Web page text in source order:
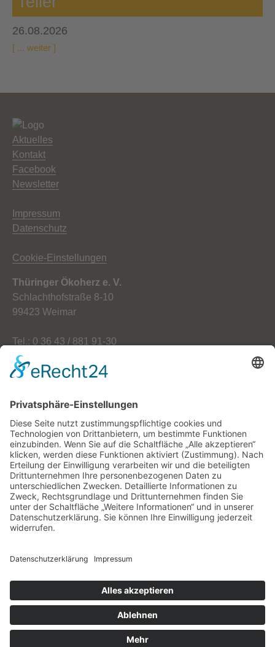
26.08.2026
[ ... weiter ]
Aktuelles
Kontakt
Facebook
Newsletter
Impressum
Datenschutz
Cookie-Einstellungen
Thüringer Ökoherz e. V.
Schlachthofstraße 8-10
99423 Weimar
Tel.: 0 36 43 / 881 91-30
Fax: 0 36 43 / 881 91-59
E-Mail: info[at]oekoherz.de
Vereinsvorsitzende:
Maria Streitferdt
Suche
nach: